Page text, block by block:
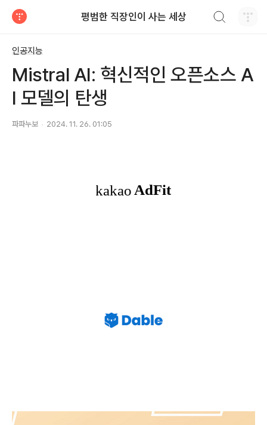
평범한 직장인이 사는 세상
인공지능
Mistral AI: 혁신적인 오픈소스 A
I 모델의 탄생
파파누보 2024. 11. 26. 01:05